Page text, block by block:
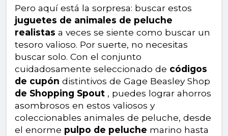
Pero aquí está la sorpresa: buscar estos
juguetes de animales de peluche
realistas a veces se siente como buscar un
tesoro valioso. Por suerte, no necesitas
buscar solo. Con el conjunto
cuidadosamente seleccionado de códigos
de cupón distintivos de Gage Beasley Shop
de Shopping Spout , puedes lograr ahorros
asombrosos en estos valiosos y
coleccionables animales de peluche, desde
el enorme pulpo de peluche marino hasta